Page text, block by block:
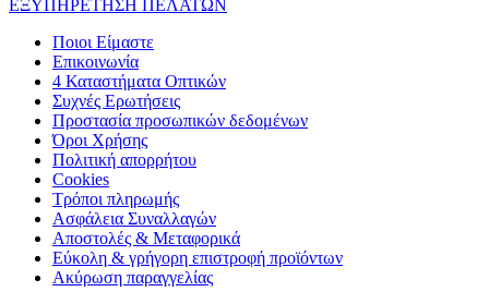
ΕΞΥΠΗΡΕΤΗΣΗ ΠΕΛΑΤΩΝ
Ποιοι Είμαστε
Επικοινωνία
4 Καταστήματα Οπτικών
Συχνές Ερωτήσεις
Προστασία προσωπικών δεδομένων
Όροι Χρήσης
Πολιτική απορρήτου
Cookies
Τρόποι πληρωμής
Ασφάλεια Συναλλαγών
Αποστολές & Μεταφορικά
Εύκολη & γρήγορη επιστροφή προϊόντων
Ακύρωση παραγγελίας